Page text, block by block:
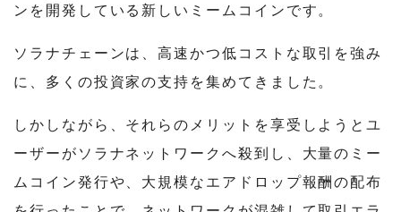
ンを開発している新しいミームコインです。
ソラナチェーンは、高速かつ低コストな取引を強み
に、多くの投資家の支持を集めてきました。
しかしながら、それらのメリットを享受しようとユ
ーザーがソラナネットワークへ殺到し、大量のミー
ムコイン発行や、大規模なエアドロップ報酬の配布